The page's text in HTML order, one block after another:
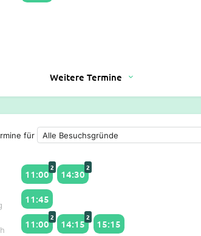
Weitere Termine
für
11:00
2
14:30
2
11:45
11:00
2
14:15
2
15:15